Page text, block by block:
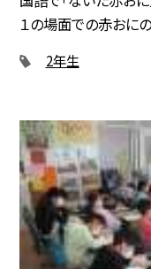
１の場面での赤おに
2年生